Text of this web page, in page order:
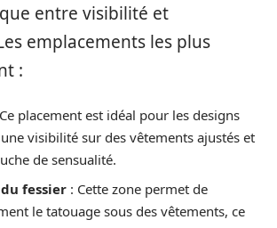
entre visibilité et
emplacements les plus
:
placement est idéal pour les designs
visibilité sur des vêtements ajustés et
de sensualité.
fessier : Cette zone permet de
le tatouage sous des vêtements, ce